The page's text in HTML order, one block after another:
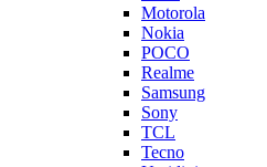
Motorola
Nokia
POCO
Realme
Samsung
Sony
TCL
Tecno